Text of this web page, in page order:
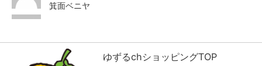
箕面ベニヤ
ハリウッド美容室
ゆずるchショッピングTOP